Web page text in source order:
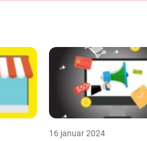
16 januar 2024